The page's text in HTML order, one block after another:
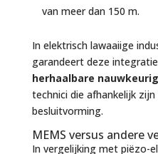
van meer dan 150 m.
In elektrisch lawaaiige
garandeert deze integratie
herhaalbare
technici die afhankelijk
besluitvorming.
MEMS versus andere
In vergelijking met piëzo-